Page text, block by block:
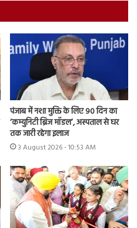
पंजाब में नशा मुक्ति के लिए 90 दिन का
‘कम्युनिटी ब्रिज मॉडल’, अस्पताल से घर
तक जारी रहेगा इलाज
3 August 2026 - 10:53 AM